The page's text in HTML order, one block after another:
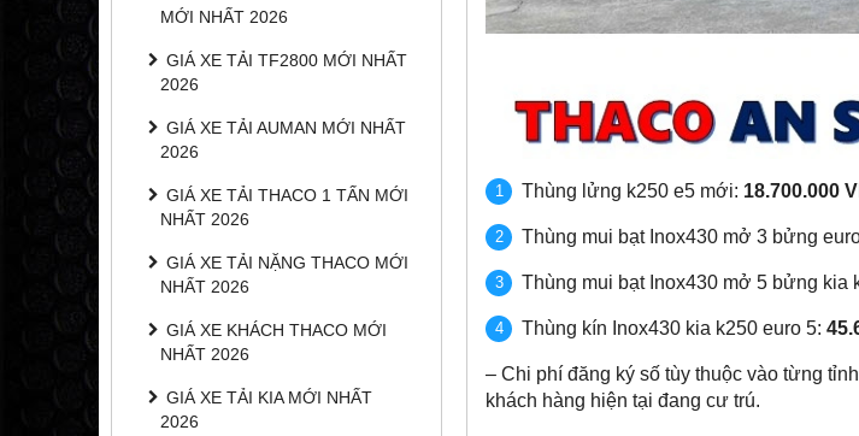
MỚI NHẤT 2026
GIÁ XE TẢI TF2800 MỚI NHẤT
2026
GIÁ XE TẢI AUMAN MỚI NHẤT
2026
GIÁ XE TẢI THACO 1 TẤN MỚI
NHẤT 2026
GIÁ XE TẢI NẶNG THACO MỚI
NHẤT 2026
GIÁ XE KHÁCH THACO MỚI
NHẤT 2026
GIÁ XE TẢI KIA MỚI NHẤT
2026
Thùng lửng k250 e5 mới: 18.700.000
Thùng mui bạt Inox430 mở 3 bửng
Thùng mui bạt Inox430 mở 5 bửng kia
Thùng kín Inox430 kia k250 euro 5:
– Chi phí đăng ký số tùy thuộc vào từng
khách hàng hiện tại đang cư trú.